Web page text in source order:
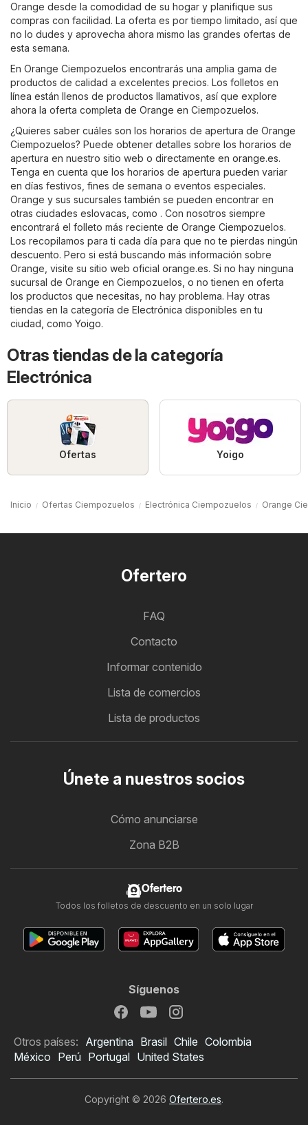
Orange desde la comodidad de su hogar y planifique sus
compras con facilidad. La oferta es por tiempo limitado, así que
no lo dudes y aprovecha ahora mismo las grandes ofertas de
esta semana.
En Orange Ciempozuelos encontrarás una amplia gama de
productos de calidad a excelentes precios. Los folletos en
línea están llenos de productos llamativos, así que explore
ahora la oferta completa de Orange en Ciempozuelos.
¿Quieres saber cuáles son los horarios de apertura de Orange
Ciempozuelos? Puede obtener detalles sobre los horarios de
apertura en nuestro sitio web o directamente en orange.es.
Tenga en cuenta que los horarios de apertura pueden variar
en días festivos, fines de semana o eventos especiales.
Orange y sus sucursales también se pueden encontrar en
otras ciudades eslovacas, como . Con nosotros siempre
encontrará el folleto más reciente de Orange Ciempozuelos.
Los recopilamos para ti cada día para que no te pierdas ningún
descuento. Pero si está buscando más información sobre
Orange, visite su sitio web oficial orange.es. Si no hay ninguna
sucursal de Orange en Ciempozuelos, o no tienen en oferta
los productos que necesitas, no hay problema. Hay otras
tiendas en la categoría de Electrónica disponibles en tu
ciudad, como Yoigo.
Otras tiendas de la categoría
Electrónica
Ofertas Yoigo
Inicio Ofertas Ciempozuelos Electrónica Ciempozuelos Orange
Ofertero
FAQ
Contacto
Informar contenido
Lista de comercios
Lista de productos
Únete a nuestros socios
Cómo anunciarse
Zona B2B
Ofertero
Todos los folletos de descuento en un solo lugar
Síguenos
Otros países: Argentina Brasil Chile Colombia
México Perú Portugal United States
Copyright © 2026 Ofertero.es.